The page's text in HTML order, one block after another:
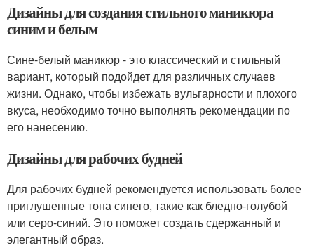
Дизайны для создания стильного маникюра
синим и белым
Сине-белый маникюр - это классический и стильный
вариант, который подойдет для различных случаев
жизни. Однако, чтобы избежать вульгарности и плохого
вкуса, необходимо точно выполнять рекомендации по
его нанесению.
Дизайны для рабочих будней
Для рабочих будней рекомендуется использовать более
приглушенные тона синего, такие как бледно-голубой
или серо-синий. Это поможет создать сдержанный и
элегантный образ.